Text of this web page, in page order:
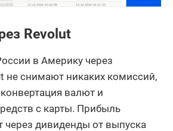
Revolut
в Америку через
не снимают никаких комиссий,
валют и
с карты. Прибыль
через дивиденды от выпуска